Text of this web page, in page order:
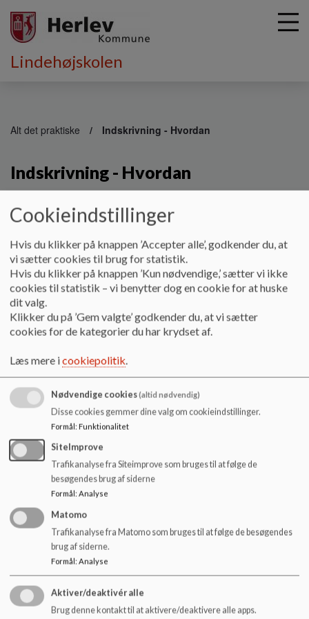
Lindehøjskolen
Alt det praktiske Indskrivning - Hvordan
Indskrivning - Hvordan
Kære forældre
Ønsker du at dit barn skal optages på Lindehøjskolen, bedes
du venligst sende lindehøjskolen en mail med nedenstående,
tak.
Udfyld venligst:
Kontakt oplysninger til dig som forældre: Mail, Tlf., fulde
navn,
Oplysninger om barnet: Fulde navn, fødselsdato, adresse,
Ved flytning/ skoleskifte fra anden institution/ skole, skriv da
navnet på nuværende institution/ skole og klasse.
Ønsket start dato.
Send din mail til: Lindehoejskolen@herlev.dk
Indenfor 14 dage vil du blive kontaktet af skolen, hvor der
aftales et møde.
Cookieindstillinger
Hvis du klikker på knappen ’Accepter alle’, godkender du, at
vi sætter cookies til brug for statistik.
Hvis du klikker på knappen ’Kun nødvendige,’ sætter vi ikke
cookies til statistik – vi benytter dog en cookie for at huske
dit valg.
Klikker du på ’Gem valgte’ godkender du, at vi sætter
cookies for de kategorier du har krydset af.
Læs mere icookiepolitik.
Nødvendige cookies(altid nødvendig)
Disse cookies gemmer dine valg om cookieindstillinger.
Formål: Funktionalitet
SiteImprove
Trafikanalyse fra Siteimprove som bruges til at følge de
besøgendes brug af siderne
Formål : Analyse
Matomo
Trafikanalyse fra Matomo som bruges til at følge de besøgendes
brug af siderne.
Formål: Analyse
Aktiver/deaktivér alle
Brug denne kontakt til at aktivere/deaktivere alle apps.